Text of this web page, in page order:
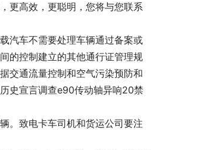
更高效，更聪明，您将与您联系
汽车不需要处理车辆通过备案或
的控制建立的其他通行证管理规
交通流量控制和空气污染预防和
史宣言调查e90传动轴异响20禁
。致电卡车司机和货运公司要注